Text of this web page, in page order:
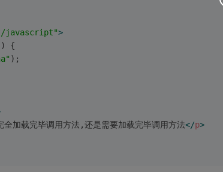
javascript">
) {
);
加载完毕调用方法,还是需要加载完毕调用方法</p>